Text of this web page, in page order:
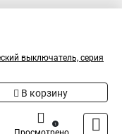
выключатель, серия
В корзину
1